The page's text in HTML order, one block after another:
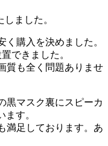
ました。
く購入を決めました。
できました。
質も全く問題ありませ
黒マスク裏にスピーカ
す。
満足しております。あ